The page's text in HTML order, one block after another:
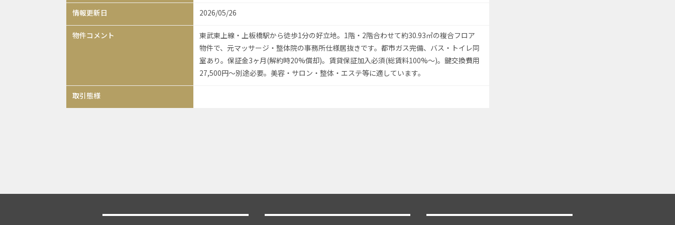
情報更新日 2026/05/26
物件コメント
東武東上線・上板橋駅から徒歩1分の好立地。1階・2階合わせて約30.93㎡の複合フロア
物件で、元マッサージ・整体院の事務所仕様居抜きです。都市ガス完備、バス・トイレ同
室あり。保証金3ヶ月(解約時20%償却)。賃貸保証加入必須(総賃料100%〜)。鍵交換費用
27,500円〜別途必要。美容・サロン・整体・エステ等に適しています。
取引態様